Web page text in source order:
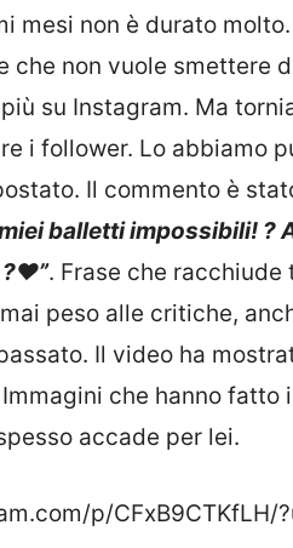
mesi non è durato
che non vuole smettere
su Instagram. Ma
i follower. Lo abbiamo
Il commento è
balletti impossibili! ?
?❤️”. Frase che
peso alle critiche,
Il video ha
che hanno
accade per lei.
p/CFxB9CTKfLH/